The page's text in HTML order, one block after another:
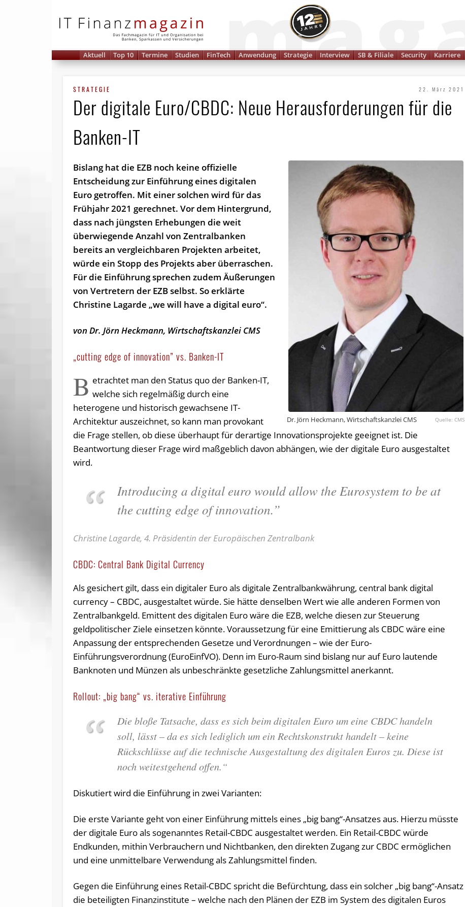
Aktuell Top 10 Termine Studien FinTech Anwendung Strategie Interview SB & Filiale Security Karriere
STRATEGIE 22. März 2021
Der digitale Euro/CBDC: Neue Herausforderungen für die
Banken-IT
Dr. Jörn Heckmann, Wirtschaftskanzlei CMS CMS
Bislang hat die EZB noch keine offizielle
Entscheidung zur Einführung eines digitalen
Euro getroffen. Mit einer solchen wird für das
Frühjahr 2021 gerechnet. Vor dem Hintergrund,
dass nach jüngsten Erhebungen die weit
überwiegende Anzahl von Zentralbanken
bereits an vergleichbaren Projekten arbeitet,
würde ein Stopp des Projekts aber überraschen.
Für die Einführung sprechen zudem Äußerungen
von Vertretern der EZB selbst. So erklärte
Christine Lagarde „we will have a digital euro“.
von Dr. Jörn Heckmann, Wirtschaftskanzlei CMS
„cutting edge of innovation” vs. Banken-IT
B etrachtet man den Status quo der Banken-IT,
welche sich regelmäßig durch eine
heterogene und historisch gewachsene IT-
Architektur auszeichnet, so kann man provokant
die Frage stellen, ob diese überhaupt für derartige Innovationsprojekte geeignet ist. Die
Beantwortung dieser Frage wird maßgeblich davon abhängen, wie der digitale Euro ausgestaltet
wird.
Introducing a digital euro would allow the Eurosystem to be at
the cutting edge of innovation.”
Christine Lagarde, 4. Präsidentin der Europäischen Zentralbank
CBDC: Central Bank Digital Currency
Als gesichert gilt, dass ein digitaler Euro als digitale Zentralbankwährung, central bank digital
currency – CBDC, ausgestaltet würde. Sie hätte denselben Wert wie alle anderen Formen von
Zentralbankgeld. Emittent des digitalen Euro wäre die EZB, welche diesen zur Steuerung
geldpolitischer Ziele einsetzen könnte. Voraussetzung für eine Emittierung als CBDC wäre eine
Anpassung der entsprechenden Gesetze und Verordnungen – wie der Euro-
Einführungsverordnung (EuroEinfVO). Denn im Euro-Raum sind bislang nur auf Euro lautende
Banknoten und Münzen als unbeschränkte gesetzliche Zahlungsmittel anerkannt.
Rollout: „big bang“ vs. iterative Einführung
Die bloße Tatsache, dass es sich beim digitalen Euro um eine CBDC handeln
soll, lässt – da es sich lediglich um ein Rechtskonstrukt handelt – keine
Rückschlüsse auf die technische Ausgestaltung des digitalen Euros zu. Diese ist
noch weitestgehend offen.“
Diskutiert wird die Einführung in zwei Varianten:
Die erste Variante geht von einer Einführung mittels eines „big bang“-Ansatzes aus. Hierzu müsste
der digitale Euro als sogenanntes Retail-CBDC ausgestaltet werden. Ein Retail-CBDC würde
Endkunden, mithin Verbrauchern und Nichtbanken, den direkten Zugang zur CBDC ermöglichen
und eine unmittelbare Verwendung als Zahlungsmittel finden.
Gegen die Einführung eines Retail-CBDC spricht die Befürchtung, dass ein solcher „big bang“-Ansatz
die beteiligten Finanzinstitute – welche nach den Plänen der EZB im System des digitalen Euros